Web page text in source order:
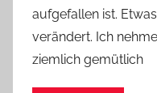
aufgefallen ist.
verändert. Ich
ziemlich gemütlich